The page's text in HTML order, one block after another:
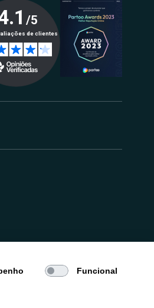
Funcional